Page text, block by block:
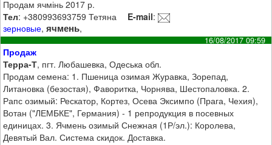
Продам ячмінь 2017 р.
Тел: +380993693759 Тетяна E-mail:
зерновые,ячмень,
16/08/2017 09:59
Продаж
Терра-Т, пгт. Любашевка, Одеська обл.
Продам семена: 1. Пшеница озимая Журавка, Зорепад,
Литановка (безостая), Фаворитка, Чорнява, Шестопаловка. 2.
Рапс озимый: Рескатор, Кортез, Осева Эксимпо (Прага, Чехия),
Вотан ("ЛЕМБКЕ", Германия) - 1 репродукция в посевных
единицах. 3. Ячмень озимый Снежная (1Р/эл.): Королева,
Девятый Вал. Система скидок. Доставка.